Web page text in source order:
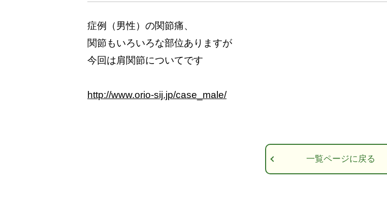
症例（男性）の関節痛、
関節もいろいろな部位ありますが
今回は肩関節についてです
http://www.orio-sij.jp/case_male/
一覧ページに戻る